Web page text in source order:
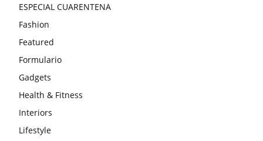
ESPECIAL CUARENTENA
Fashion
Featured
Formulario
Gadgets
Health & Fitness
Interiors
Lifestyle